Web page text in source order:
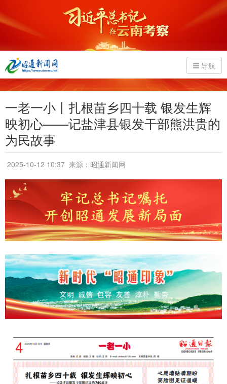
导航
一老一小丨扎根苗乡四十载 银发生辉
映初心——记盐津县银发干部熊洪贵的
为民故事
2025-10-12 10:37 来源：昭通新闻网